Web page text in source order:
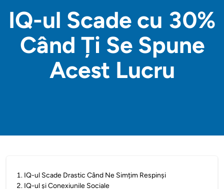
IQ-ul Scade cu 30%
Când Ți Se Spune
Acest Lucru
1. IQ-ul Scade Drastic Când Ne Simțim Respinși
2. IQ-ul și Conexiunile Sociale